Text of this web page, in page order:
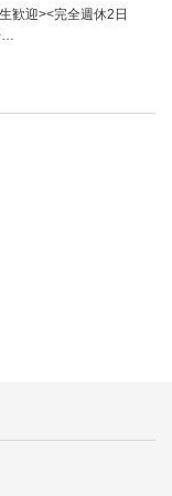
歓迎><完全週休2日